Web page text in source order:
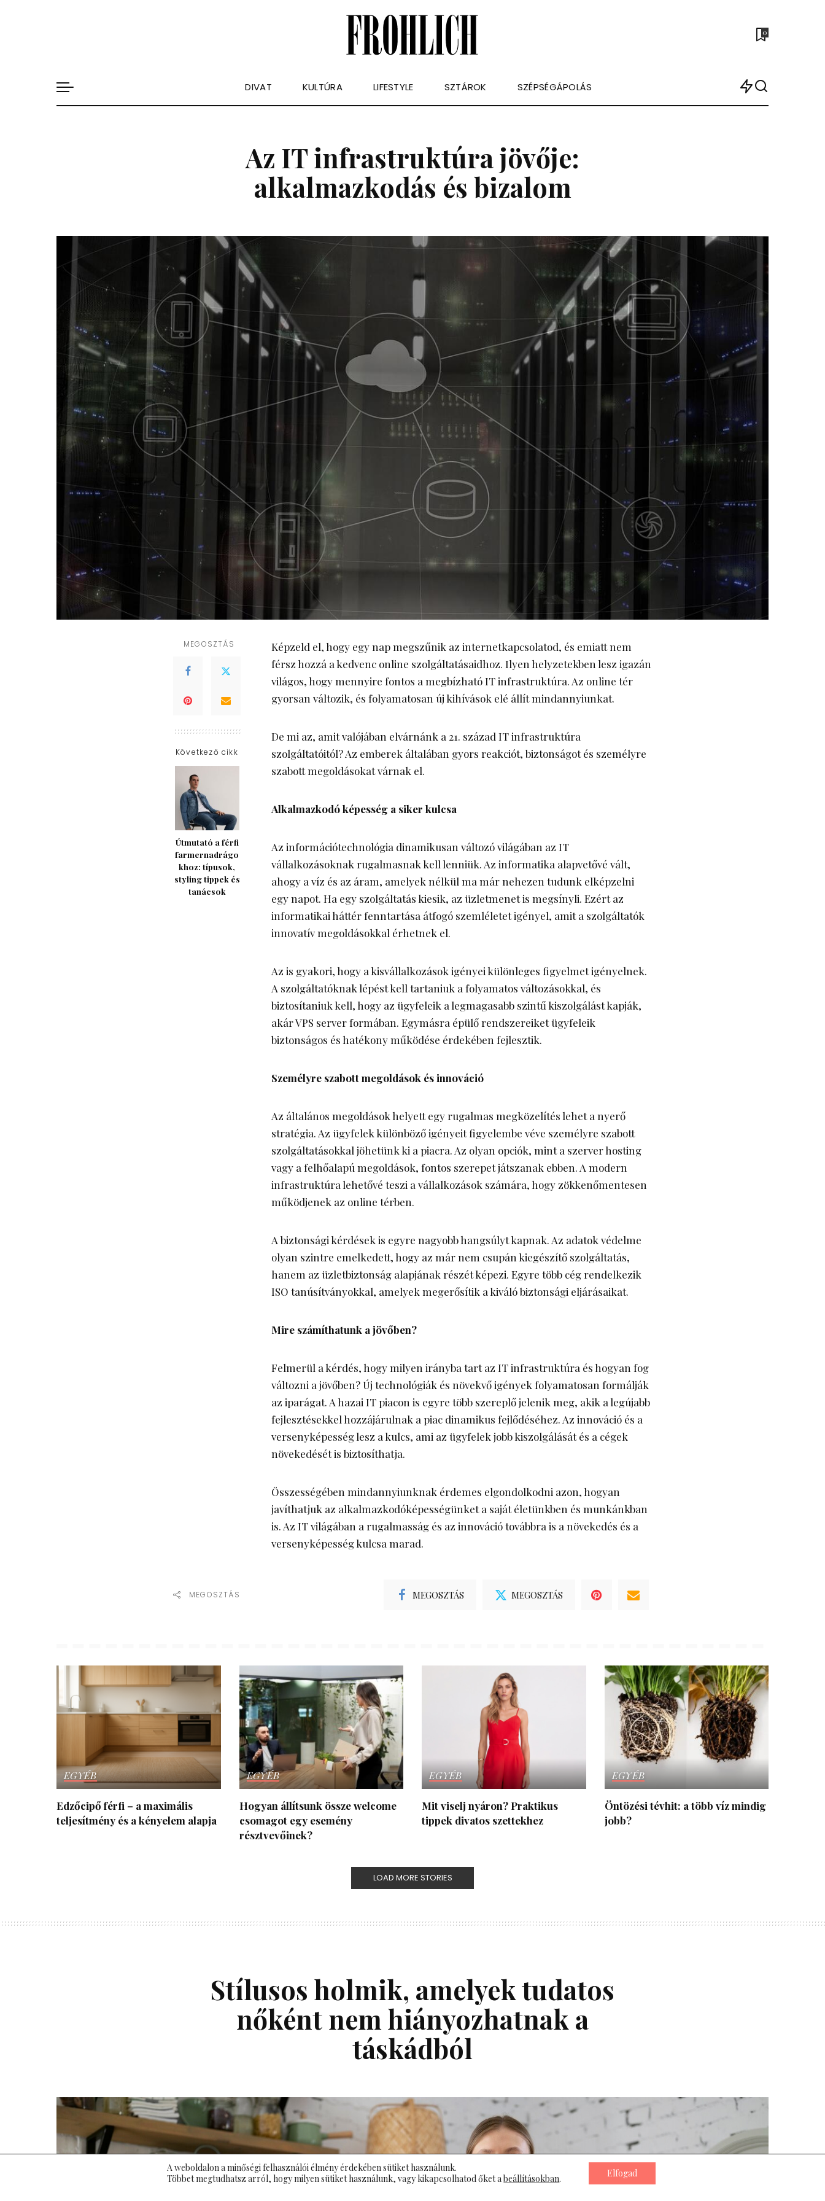
0
DIVAT KULTÚRA LIFESTYLE SZTÁROK SZÉPSÉGÁPOLÁS
Az IT infrastruktúra jövője:
alkalmazkodás és bizalom
MEGOSZTÁS
Következő cikk
Útmutató a férfi
farmernadrágo
khoz: típusok,
styling tippek és
tanácsok
Képzeld el, hogy egy nap megszűnik az internetkapcsolatod, és emiatt nem
férsz hozzá a kedvenc online szolgáltatásaidhoz. Ilyen helyzetekben lesz igazán
világos, hogy mennyire fontos a megbízható IT infrastruktúra. Az online tér
gyorsan változik, és folyamatosan új kihívások elé állít mindannyiunkat.
De mi az, amit valójában elvárnánk a 21. század IT infrastruktúra
szolgáltatóitól? Az emberek általában gyors reakciót, biztonságot és személyre
szabott megoldásokat várnak el.
Alkalmazkodó képesség a siker kulcsa
Az információtechnológia dinamikusan változó világában az IT
vállalkozásoknak rugalmasnak kell lenniük. Az informatika alapvetővé vált,
ahogy a víz és az áram, amelyek nélkül ma már nehezen tudunk elképzelni
egy napot. Ha egy szolgáltatás kiesik, az üzletmenet is megsínyli. Ezért az
informatikai háttér fenntartása átfogó szemléletet igényel, amit a szolgáltatók
innovatív megoldásokkal érhetnek el.
Az is gyakori, hogy a kisvállalkozások igényei különleges figyelmet igényelnek.
A szolgáltatóknak lépést kell tartaniuk a folyamatos változásokkal, és
biztosítaniuk kell, hogy az ügyfeleik a legmagasabb szintű kiszolgálást kapják,
akárVPS serverformában. Egymásra épülő rendszereiket ügyfeleik
biztonságos és hatékony működése érdekében fejlesztik.
Személyre szabott megoldások és innováció
Az általános megoldások helyett egy rugalmas megközelítés lehet a nyerő
stratégia. Az ügyfelek különböző igényeit figyelembe véve személyre szabott
szolgáltatásokkal jöhetünk ki a piacra. Az olyan opciók, mint a szerver hosting
vagy a felhőalapú megoldások, fontos szerepet játszanak ebben. A modern
infrastruktúra lehetővé teszi a vállalkozások számára, hogy zökkenőmentesen
működjenek az online térben.
A biztonsági kérdések is egyre nagyobb hangsúlyt kapnak. Az adatok védelme
olyan szintre emelkedett, hogy az már nem csupán kiegészítő szolgáltatás,
hanem az üzletbiztonság alapjának részét képezi. Egyre több cég rendelkezik
ISO tanúsítványokkal, amelyek megerősítik a kiváló biztonsági eljárásaikat.
Mire számíthatunk a jövőben?
Felmerül a kérdés, hogy milyen irányba tart az IT infrastruktúra és hogyan fog
változni a jövőben? Új technológiák és növekvő igények folyamatosan formálják
az iparágat. A hazai IT piacon is egyre több szereplő jelenik meg, akik a legújabb
fejlesztésekkel hozzájárulnak a piac dinamikus fejlődéséhez. Az innováció és a
versenyképesség lesz a kulcs, ami az ügyfelek jobb kiszolgálását és a cégek
növekedését is biztosíthatja.
Összességében mindannyiunknak érdemes elgondolkodni azon, hogyan
javíthatjuk az alkalmazkodóképességünket a saját életünkben és munkánkban
is. Az IT világában a rugalmasság és az innováció továbbra is a növekedés és a
versenyképesség kulcsa marad.
MEGOSZTÁS MEGOSZTÁS MEGOSZTÁS
EGYÉB
Edzőcipő férfi – a maximális
teljesítmény és a kényelem alapja
EGYÉB
Hogyan állítsunk össze welcome
csomagot egy esemény
résztvevőinek?
EGYÉB
Mit viselj nyáron? Praktikus
tippek divatos szettekhez
EGYÉB
Öntözési tévhit: a több víz mindig
jobb?
LOAD MORE STORIES
Stílusos holmik, amelyek tudatos
nőként nem hiányozhatnak a
táskádból
A weboldalon a minőségi felhasználói élmény érdekében sütiket használunk.
Többet megtudhatsz arról, hogy milyen sütiket használunk, vagy kikapcsolhatod őket abeállításokban. Elfogad